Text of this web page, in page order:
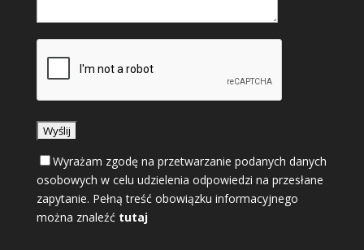
Wyrażam zgodę na przetwarzanie podanych danych
osobowych w celu udzielenia odpowiedzi na przesłane
zapytanie. Pełną treść obowiązku informacyjnego
można znaleźć tutaj